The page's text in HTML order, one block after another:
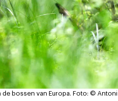
de bossen van Europa. Foto: © Antoni